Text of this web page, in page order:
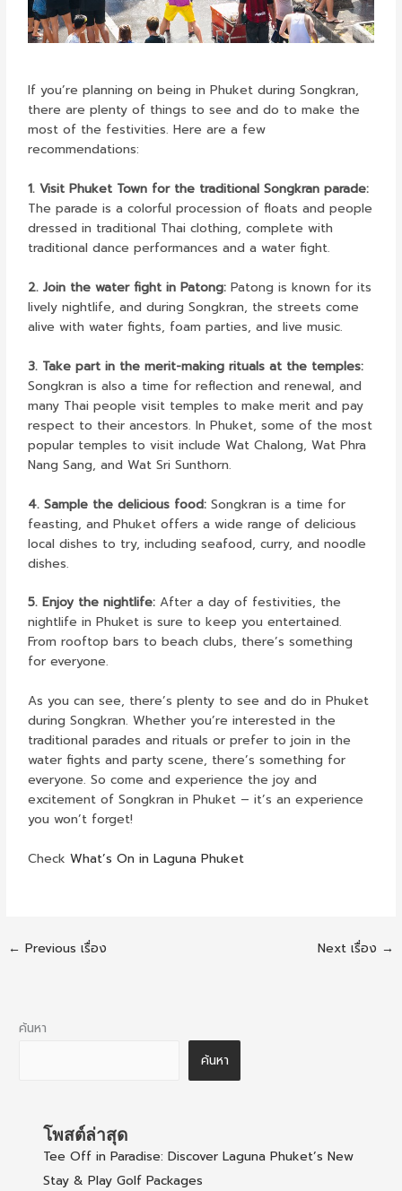
If you’re planning on being in Phuket during Songkran,
there are plenty of things to see and do to make the
most of the festivities. Here are a few
recommendations:
1. Visit Phuket Town for the traditional Songkran parade:
The parade is a colorful procession of floats and people
dressed in traditional Thai clothing, complete with
traditional dance performances and a water fight.
2. Join the water fight in Patong:Patong is known for its
lively nightlife, and during Songkran, the streets come
alive with water fights, foam parties, and live music.
3. Take part in the merit-making rituals at the temples:
Songkran is also a time for reflection and renewal, and
many Thai people visit temples to make merit and pay
respect to their ancestors. In Phuket, some of the most
popular temples to visit include Wat Chalong, Wat Phra
Nang Sang, and Wat Sri Sunthorn.
4. Sample the delicious food: Songkran is a time for
feasting, and Phuket offers a wide range of delicious
local dishes to try, including seafood, curry, and noodle
dishes.
5. Enjoy the nightlife: After a day of festivities, the
nightlife in Phuket is sure to keep you entertained.
From rooftop bars to beach clubs, there’s something
for everyone.
As you can see, there’s plenty to see and do in Phuket
during Songkran. Whether you’re interested in the
traditional parades and rituals or prefer to join in the
water fights and party scene, there’s something for
everyone. So come and experience the joy and
excitement of Songkran in Phuket – it’s an experience
you won’t forget!
CheckWhat’s On in Laguna Phuket
← Previous เรื่อง Next เรื่อง →
ค้นหา
ค้นหา
โพสต์ล่าสุด
Tee Off in Paradise: Discover Laguna Phuket’s New
Stay & Play Golf Packages